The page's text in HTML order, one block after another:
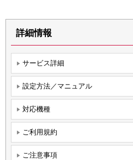
詳細情報
サービス詳細
設定方法／マニュアル
対応機種
ご利用規約
ご注意事項